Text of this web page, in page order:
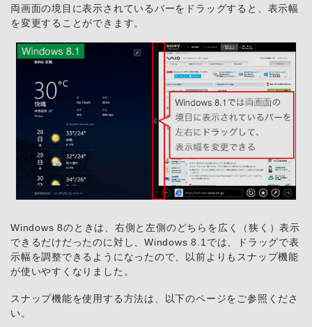
両画面の境目に表示されているバーをドラッグすると、表示幅
を変更することができます。
Windows 8のときは、右側と左側のどちらを広く（狭く）表示
できるだけだったのに対し、Windows 8.1では、ドラッグで表
示幅を調整できるようになったので、以前よりもスナップ機能
が使いやすくなりました。
スナップ機能を使用する方法は、以下のページをご参照くださ
い。